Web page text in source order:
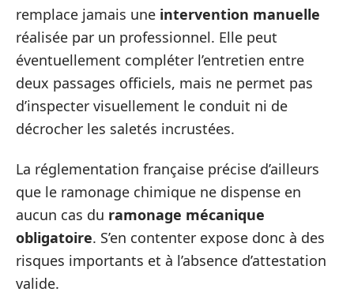
remplace jamais une intervention manuelle
réalisée par un professionnel. Elle peut
éventuellement compléter l’entretien entre
deux passages officiels, mais ne permet pas
d’inspecter visuellement le conduit ni de
décrocher les saletés incrustées.
La réglementation française précise d’ailleurs
que le ramonage chimique ne dispense en
aucun cas du ramonage mécanique
obligatoire. S’en contenter expose donc à des
risques importants et à l’absence d’attestation
valide.